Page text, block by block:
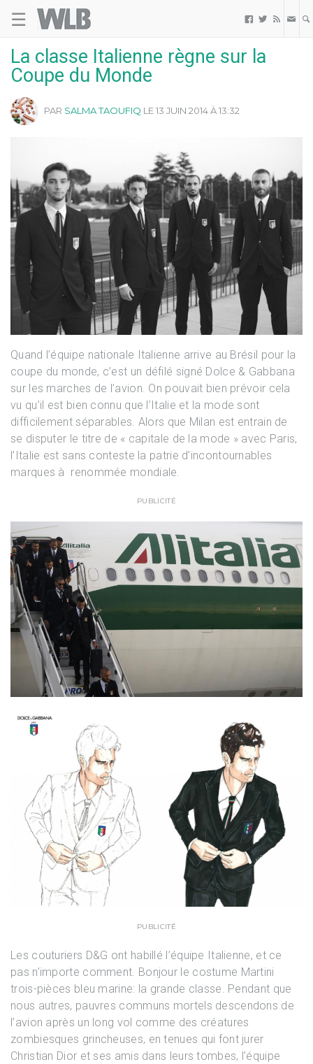
☰   
La classe Italienne règne sur la
Coupe du Monde
PAR SALMA TAOUFIQ LE 13 JUIN 2014 À 13:32
Quand l’équipe nationale Italienne arrive au Brésil pour la
coupe du monde, c’est un défilé signé Dolce & Gabbana
sur les marches de l’avion. On pouvait bien prévoir cela
vu qu’il est bien connu que l’Italie et la mode sont
difficilement séparables. Alors que Milan est entrain de
se disputer le titre de « capitale de la mode » avec Paris,
l’Italie est sans conteste la patrie d’incontournables
marques à renommée mondiale.
PUBLICITÉ
PUBLICITÉ
Les couturiers D&G ont habillé l’équipe Italienne, et ce
pas n’importe comment. Bonjour le costume Martini
trois-pièces bleu marine: la grande classe. Pendant que
nous autres, pauvres communs mortels descendons de
l’avion après un long vol comme des créatures
zombiesques grincheuses, en tenues qui font jurer
Christian Dior et ses amis dans leurs tombes, l’équipe